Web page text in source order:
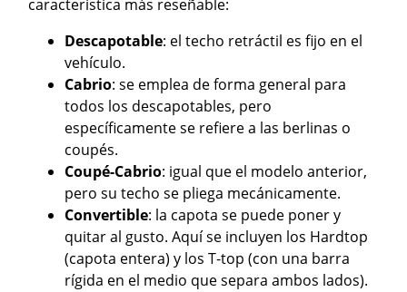
característica más reseñable:
Descapotable: el techo retráctil es fijo en el
vehículo.
Cabrio: se emplea de forma general para
todos los descapotables, pero
específicamente se refiere a las berlinas o
coupés.
Coupé-Cabrio: igual que el modelo anterior,
pero su techo se pliega mecánicamente.
Convertible: la capota se puede poner y
quitar al gusto. Aquí se incluyen los Hardtop
(capota entera) y los T-top (con una barra
rígida en el medio que separa ambos lados).